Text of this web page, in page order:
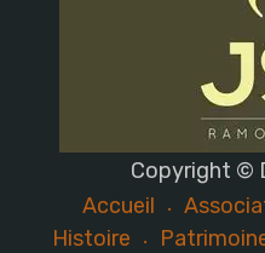
Copyright ©
Accueil
Histoire